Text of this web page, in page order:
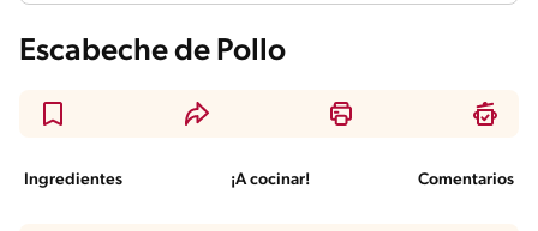
Escabeche de Pollo
Ingredientes ¡A cocinar! Comentarios